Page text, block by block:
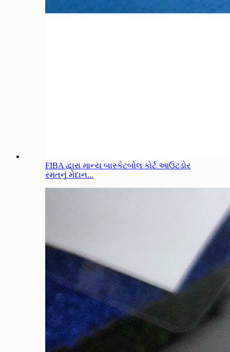
FIBA દ્વારા માન્ય બાસ્કેટબોલ કોર્ટ આઉટડોર
રમતનું મેદાન...